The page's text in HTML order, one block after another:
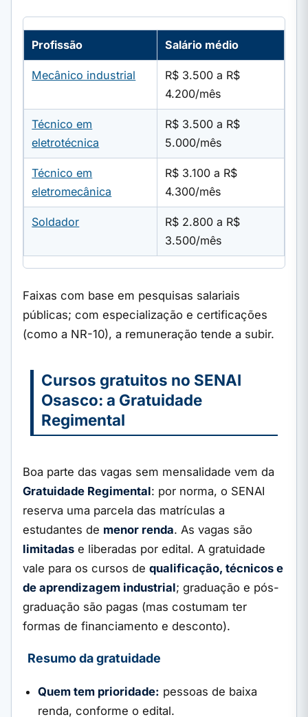
Profissão Salário médio
Mecânico industrial
R$ 3.500 a R$
4.200/mês
Técnico em
eletrotécnica
R$ 3.500 a R$
5.000/mês
Técnico em
eletromecânica
R$ 3.100 a R$
4.300/mês
Soldador
R$ 2.800 a R$
3.500/mês
Faixas com base em pesquisas salariais
públicas; com especialização e certificações
(como a NR-10), a remuneração tende a subir.
Cursos gratuitos no SENAI
Osasco: a Gratuidade
Regimental
Boa parte das vagas sem mensalidade vem da
Gratuidade Regimental: por norma, o SENAI
reserva uma parcela das matrículas a
estudantes de menor renda. As vagas são
limitadas e liberadas por edital. A gratuidade
vale para os cursos de qualificação, técnicos e
de aprendizagem industrial; graduação e pós-
graduação são pagas (mas costumam ter
formas de financiamento e desconto).
Resumo da gratuidade
Quem tem prioridade: pessoas de baixa
renda, conforme o edital.